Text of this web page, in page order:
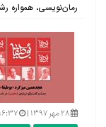
رمان‌نویسی، همواره
۲۸ مهر ۱۳۹۷ | ۱۶:۳۷